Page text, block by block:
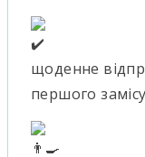
щоденне
першого